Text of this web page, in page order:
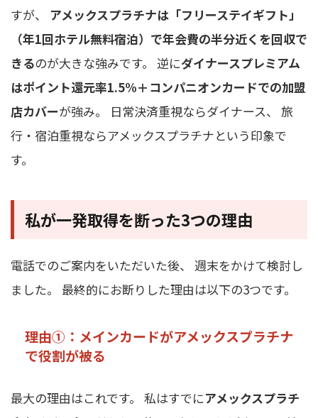
すが、 アメックスプラチナは「フリーステイギフト」
（年1回ホテル無料宿泊）で年会費の半分近くを回収で
きるのが大きな強みです。 逆にダイナースプレミアム
はポイント還元率1.5%＋コンパニオンカードでの加盟
店カバーが強み。 日常決済重視ならダイナース、 旅
行・宿泊重視ならアメックスプラチナという印象で
す。
私が一発取得を断った3つの理由
電話でのご案内をいただいた後、 週末をかけて検討し
ました。 最終的にお断りした理由は以下の3つです。
理由①：メインカードがアメックスプラチナ
で役割が被る
最大の理由はこれです。 私はすでにアメックスプラチ